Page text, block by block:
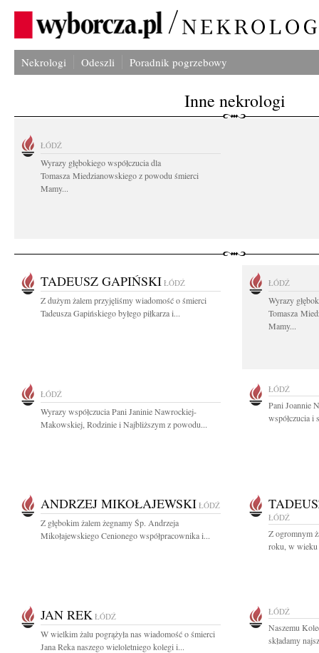
Nekrologi Odeszli Poradnik pogrzebowy
Inne nekrologi
ŁÓDŹ
Wyrazy głębokiego współczucia dla
Tomasza Miedzianowskiego z powodu śmierci
Mamy...
TADEUSZ GAPIŃSKI ŁÓDŹ
Z dużym żalem przyjęliśmy wiadomość o śmierci
Tadeusza Gapińskiego byłego piłkarza i...
ŁÓDŹ
Wyrazy
Tomasza
Mamy...
ŁÓDŹ
Wyrazy współczucia Pani Janinie Nawrockiej-
Makowskiej, Rodzinie i Najbliższym z powodu...
ŁÓDŹ
Pani Joannie
współczucia i
ANDRZEJ MIKOŁAJEWSKI ŁÓDŹ
Z głębokim żalem żegnamy Śp. Andrzeja
Mikołajewskiego Cenionego współpracownika i...
ŁÓDŹ
Z ogromnym
roku, w wieku
JAN REK ŁÓDŹ
W wielkim żalu pogrążyła nas wiadomość o śmierci
Jana Reka naszego wieloletniego kolegi i...
ŁÓDŹ
Naszemu
składamy